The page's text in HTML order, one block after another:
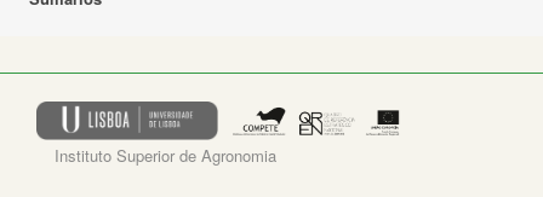
Instituto Superior de Agronomia